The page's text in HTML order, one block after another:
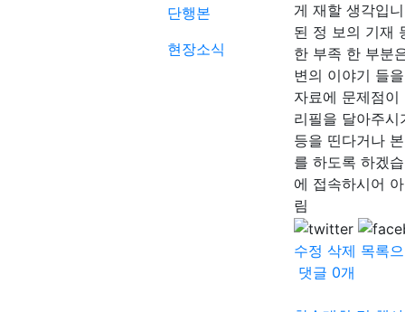
단행본
현장소식
게 재할 생각입
된 정 보의 기재
한 부족 한 부분
변의 이야기 들
자료에 문제점
리필을 달아주
등을 띤다거나
를 하도록 하겠
에 접속하시어
림
수정 삭제 목록
댓글 0개